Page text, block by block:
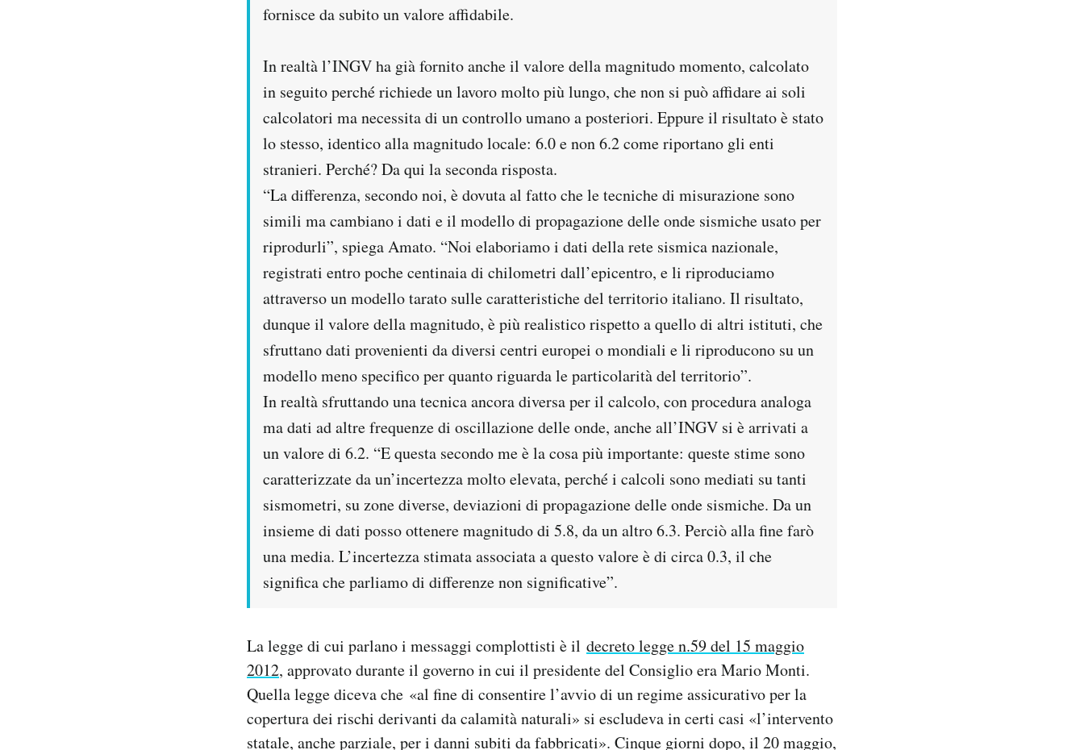
fornisce da subito un valore affidabile.
In realtà l’INGV ha già fornito anche il valore della magnitudo momento, calcolato
in seguito perché richiede un lavoro molto più lungo, che non si può affidare ai soli
calcolatori ma necessita di un controllo umano a posteriori. Eppure il risultato è stato
lo stesso, identico alla magnitudo locale: 6.0 e non 6.2 come riportano gli enti
stranieri. Perché? Da qui la seconda risposta.
“La differenza, secondo noi, è dovuta al fatto che le tecniche di misurazione sono
simili ma cambiano i dati e il modello di propagazione delle onde sismiche usato per
riprodurli”, spiega Amato. “Noi elaboriamo i dati della rete sismica nazionale,
registrati entro poche centinaia di chilometri dall’epicentro, e li riproduciamo
attraverso un modello tarato sulle caratteristiche del territorio italiano. Il risultato,
dunque il valore della magnitudo, è più realistico rispetto a quello di altri istituti, che
sfruttano dati provenienti da diversi centri europei o mondiali e li riproducono su un
modello meno specifico per quanto riguarda le particolarità del territorio”.
In realtà sfruttando una tecnica ancora diversa per il calcolo, con procedura analoga
ma dati ad altre frequenze di oscillazione delle onde, anche all’INGV si è arrivati a
un valore di 6.2. “E questa secondo me è la cosa più importante: queste stime sono
caratterizzate da un’incertezza molto elevata, perché i calcoli sono mediati su tanti
sismometri, su zone diverse, deviazioni di propagazione delle onde sismiche. Da un
insieme di dati posso ottenere magnitudo di 5.8, da un altro 6.3. Perciò alla fine farò
una media. L’incertezza stimata associata a questo valore è di circa 0.3, il che
significa che parliamo di differenze non significative”.
La legge di cui parlano i messaggi complottisti è il decreto legge n.59 del 15 maggio
2012, approvato durante il governo in cui il presidente del Consiglio era Mario Monti.
Quella legge diceva che «al fine di consentire l’avvio di un regime assicurativo per la
copertura dei rischi derivanti da calamità naturali» si escludeva in certi casi «l’intervento
statale, anche parziale, per i danni subiti da fabbricati». Cinque giorni dopo, il 20 maggio,